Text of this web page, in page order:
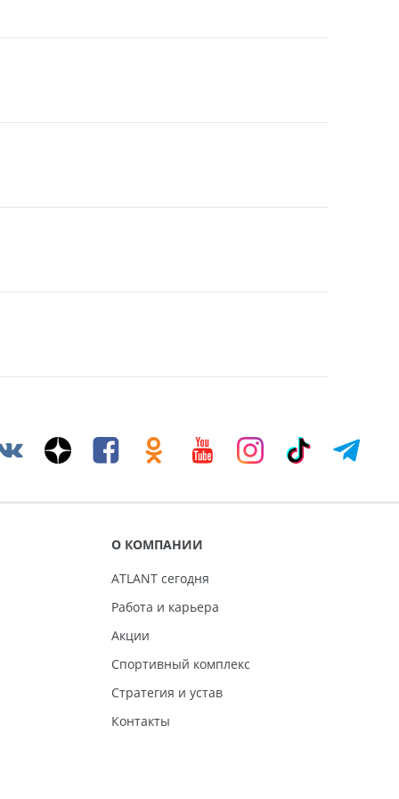
О КОМПАНИИ
ATLANT сегодня
Работа и карьера
Акции
Спортивный комплекс
Стратегия и устав
Контакты